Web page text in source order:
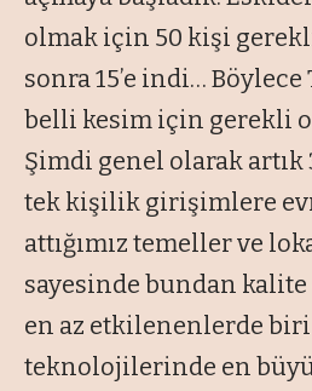
olmak için 50 kişi
sonra 15’e indi…
belli kesim için gerekli
Şimdi genel olarak
tek kişilik girişimlere
attığımız temeller ve
sayesinde bundan
en az etkilenenlerde
teknolojilerinde en